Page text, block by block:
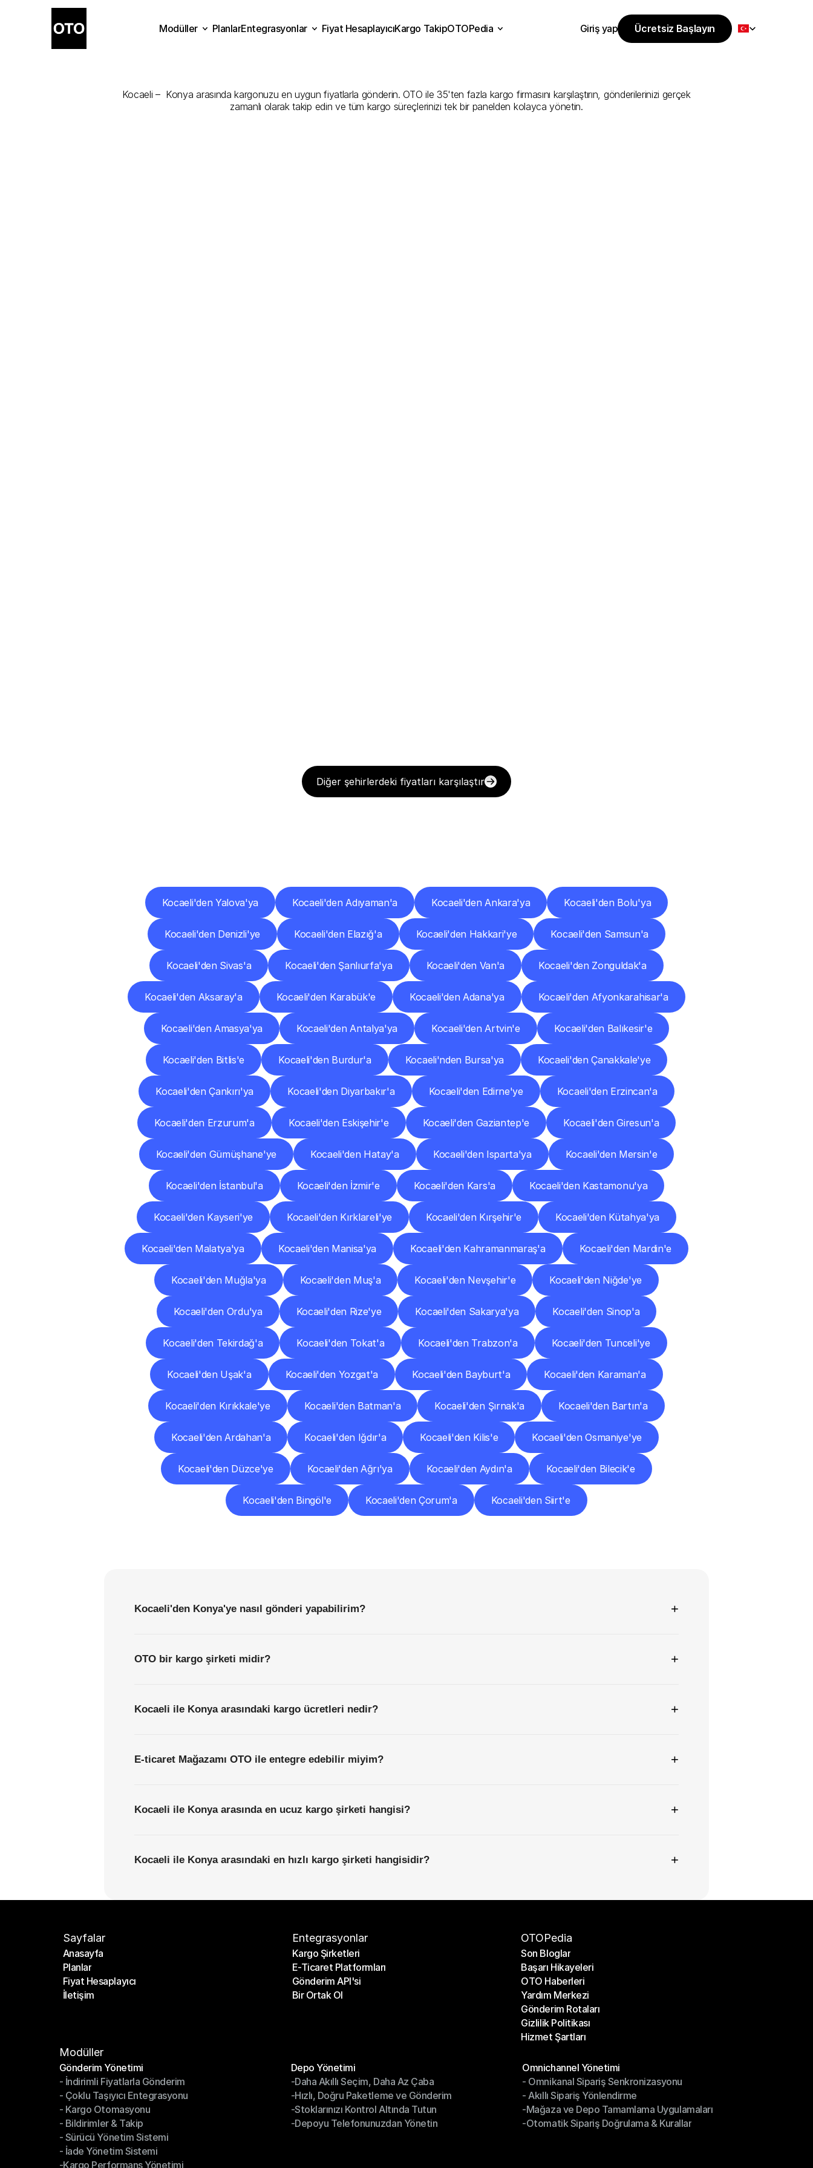
SunanEnİyi
Kocaeli –  Konya arasında kargonuzu en uygun fiyatlarla gönderin. OTO ile 35'ten fazla kargo firmasını karşılaştırın, gönderilerinizi gerçek
zamanlı olarak takip edin ve tüm kargo süreçlerinizi tek bir panelden kolayca yönetin.
Diğer şehirlerdeki fiyatları karşılaştır
Kocaeli'den Yalova'ya Kocaeli'den Adıyaman'a Kocaeli'den Ankara'ya Kocaeli'den Bolu'ya
Kocaeli'den Denizli'ye Kocaeli'den Elazığ'a Kocaeli'den Hakkari'ye Kocaeli'den Samsun'a
Kocaeli'den Sivas'a Kocaeli'den Şanlıurfa'ya Kocaeli'den Van'a Kocaeli'den Zonguldak'a
Kocaeli'den Aksaray'a Kocaeli'den Karabük'e Kocaeli'den Adana'ya Kocaeli'den Afyonkarahisar'a
Kocaeli'den Amasya'ya Kocaeli'den Antalya'ya Kocaeli'den Artvin'e Kocaeli'den Balıkesir'e
Kocaeli'den Bitlis'e Kocaeli'den Burdur'a Kocaeli'nden Bursa'ya Kocaeli'den Çanakkale'ye
Kocaeli'den Çankırı'ya Kocaeli'den Diyarbakır'a Kocaeli'den Edirne'ye Kocaeli'den Erzincan'a
Kocaeli'den Erzurum'a Kocaeli'den Eskişehir'e Kocaeli'den Gaziantep'e Kocaeli'den Giresun'a
Kocaeli'den Gümüşhane'ye Kocaeli'den Hatay'a Kocaeli'den Isparta'ya Kocaeli'den Mersin'e
Kocaeli'den İstanbul'a Kocaeli'den İzmir'e Kocaeli'den Kars'a Kocaeli'den Kastamonu'ya
Kocaeli'den Kayseri'ye Kocaeli'den Kırklareli'ye Kocaeli'den Kırşehir'e Kocaeli'den Kütahya'ya
Kocaeli'den Malatya'ya Kocaeli'den Manisa'ya Kocaeli'den Kahramanmaraş'a Kocaeli'den Mardin'e
Kocaeli'den Muğla'ya Kocaeli'den Muş'a Kocaeli'den Nevşehir'e Kocaeli'den Niğde'ye
Kocaeli'den Ordu'ya Kocaeli'den Rize'ye Kocaeli'den Sakarya'ya Kocaeli'den Sinop'a
Kocaeli'den Tekirdağ'a Kocaeli'den Tokat'a Kocaeli'den Trabzon'a Kocaeli'den Tunceli'ye
Kocaeli'den Uşak'a Kocaeli'den Yozgat'a Kocaeli'den Bayburt'a Kocaeli'den Karaman'a
Kocaeli'den Kırıkkale'ye Kocaeli'den Batman'a Kocaeli'den Şırnak'a Kocaeli'den Bartın'a
Kocaeli'den Ardahan'a Kocaeli'den Iğdır'a Kocaeli'den Kilis'e Kocaeli'den Osmaniye'ye
Kocaeli'den Düzce'ye Kocaeli'den Ağrı'ya Kocaeli'den Aydın'a Kocaeli'den Bilecik'e
Kocaeli'den Bingöl'e Kocaeli'den Çorum'a Kocaeli'den Siirt'e
Kocaeli'den Konya'ye nasıl gönderi yapabilirim? +
OTO bir kargo şirketi midir? +
Kocaeli ile Konya arasındaki kargo ücretleri nedir? +
E-ticaret Mağazamı OTO ile entegre edebilir miyim? +
Kocaeli ile Konya arasında en ucuz kargo şirketi hangisi? +
Kocaeli ile Konya arasındaki en hızlı kargo şirketi hangisidir? +
Sayfalar
Anasayfa
Anasayfa
Planlar
Planlar
Fiyat Hesaplayıcı
Fiyat Hesaplayıcı
İletişim
Entegrasyonlar
Kargo Şirketleri
Kargo Şirketleri
E-Ticaret Platformları
E-Ticaret Platformları
Gönderim API'si
Gönderim API'si
Bir Ortak Ol
OTOPedia
Son Bloglar
Son Bloglar
Başarı Hikayeleri
Başarı Hikayeleri
OTO Haberleri
OTO Haberleri
Yardım Merkezi
Yardım Merkezi
Gönderim Rotaları
Gönderim Rotaları
Gizlilik Politikası
Gizlilik Politikası
Hizmet Şartları
Modüller
Gönderim Yönetimi
Gönderim Yönetimi
- İndirimli Fiyatlarla Gönderim
- İndirimli Fiyatlarla Gönderim
- Çoklu Taşıyıcı Entegrasyonu
- Çoklu Taşıyıcı Entegrasyonu
- Kargo Otomasyonu
- Kargo Otomasyonu
- Bildirimler & Takip
- Bildirimler & Takip
- Sürücü Yönetim Sistemi
- Sürücü Yönetim Sistemi
- İade Yönetim Sistemi
- İade Yönetim Sistemi
-Kargo Performans Yönetimi
Depo Yönetimi
Depo Yönetimi
-Daha Akıllı Seçim, Daha Az Çaba
-Daha Akıllı Seçim, Daha Az Çaba
-Hızlı, Doğru Paketleme ve Gönderim
-Hızlı, Doğru Paketleme ve Gönderim
-Stoklarınızı Kontrol Altında Tutun
-Stoklarınızı Kontrol Altında Tutun
-Depoyu Telefonunuzdan Yönetin
Omnichannel Yönetimi
Omnichannel Yönetimi
- Omnikanal Sipariş Senkronizasyonu
- Omnikanal Sipariş Senkronizasyonu
- Akıllı Sipariş Yönlendirme
- Akıllı Sipariş Yönlendirme
-Mağaza ve Depo Tamamlama Uygulamaları
-Mağaza ve Depo Tamamlama Uygulamaları
-Otomatik Sipariş Doğrulama & Kurallar
Modüller
PlanlarEntegrasyonlar
Fiyat HesaplayıcıKargo TakipOTOPedia
Giriş yap
Ücretsiz Başlayın
Ücretsiz Başlayın